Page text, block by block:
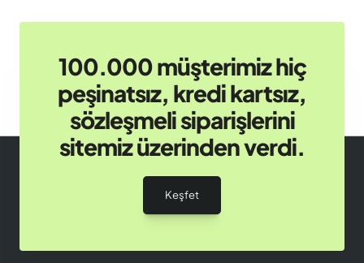
100.000 müşterimiz hiç
peşinatsız, kredi kartsız,
sözleşmeli siparişlerini
sitemiz üzerinden verdi.
Keşfet